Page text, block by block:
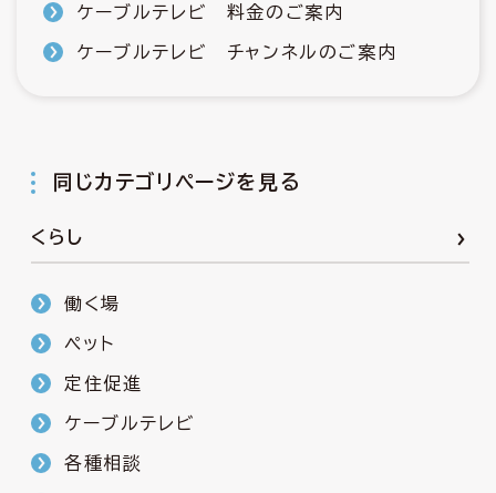
ケーブルテレビ 料金のご案内
ケーブルテレビ チャンネルのご案内
同じカテゴリページを見る
くらし
働く場
ペット
定住促進
ケーブルテレビ
各種相談